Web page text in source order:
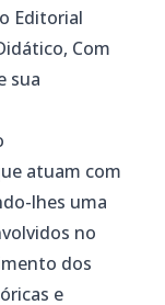
Editorial
Com
sua
atuam com
lhes uma
no
dos
e